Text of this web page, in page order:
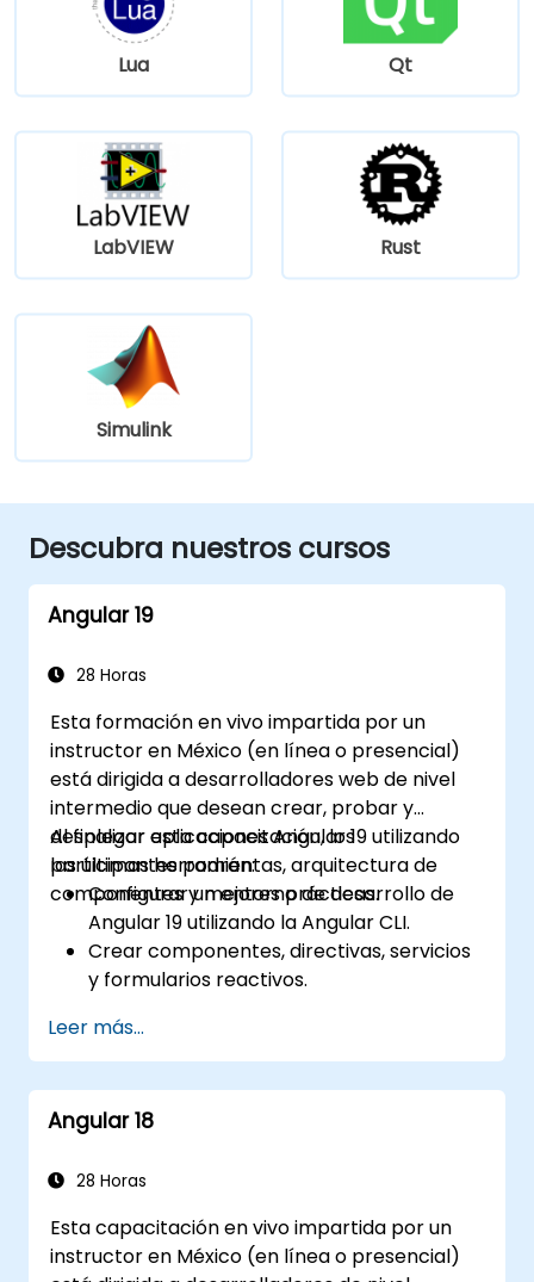
Lua Qt
LabVIEW Rust
Simulink
Descubra nuestros cursos
Angular 19
28 Horas
Esta formación en vivo impartida por un
instructor en México (en línea o presencial)
está dirigida a desarrolladores web de nivel
intermedio que desean crear, probar y
desplegar aplicaciones Angular 19 utilizando
las últimas herramientas, arquitectura de
componentes y mejores prácticas.
Al finalizar esta capacitación, los
participantes podrán:
Configurar un entorno de desarrollo de
Angular 19 utilizando la Angular CLI.
Crear componentes, directivas, servicios
y formularios reactivos.
gestión del estado con RxJS y señales
(signals).
Construir, probar y desplegar
aplicaciones Angular listas para
Leer más...
Angular 18
28 Horas
Esta capacitación en vivo impartida por un
instructor en México (en línea o presencial)